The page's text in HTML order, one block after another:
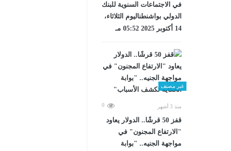
في الاجتماعات السنوية للبنك
الدولي بواشنطناليوم الثلاثاء،
14 أكتوبر 2025 05:52 مـ
غير مصنف
منذ 3 أشهر 0
قفز 50 قرشًا.. الدولار يعاود
"الارتفاع المجنون" في
مواجهة الجنيه.. "بوابة